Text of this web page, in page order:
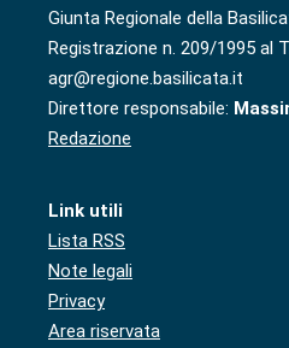
Giunta Regionale della
Registrazione n. 209/1995 al
agr@regione.basilicata.it
Direttore responsabile:
Redazione
Link utili
Lista RSS
Note legali
Privacy
Area riservata